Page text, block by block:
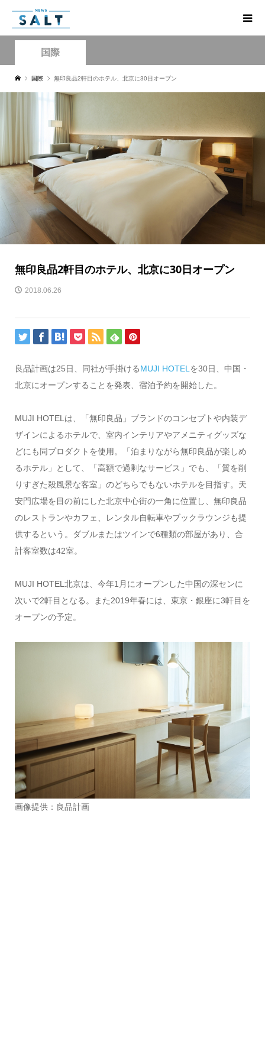
国際
国際 無印良品2軒目のホテル、北京に30日オープン
無印良品2軒目のホテル、北京に30日オープン
2018.06.26
良品計画は25日、同社が手掛けるMUJI HOTEL を30日、中国・
北京にオープンすることを発表、宿泊予約を開始した。
MUJI HOTELは、「無印良品」ブランドのコンセプトや内装デ
ザインによるホテルで、室内インテリアやアメニティグッズな
どにも同プロダクトを使用。「泊まりながら無印良品が楽しめ
るホテル」として、「高額で過剰なサービス」でも、「質を削
りすぎた殺風景な客室」のどちらでもないホテルを目指す。天
安門広場を目の前にした北京中心街の一角に位置し、無印良品
のレストランやカフェ、レンタル自転車やブックラウンジも提
供するという。ダブルまたはツインで6種類の部屋があり、合
計客室数は42室。
MUJI HOTEL北京は、今年1月にオープンした中国の深センに
次いで2軒目となる。また2019年春には、東京・銀座に3軒目を
オープンの予定。
画像提供：良品計画